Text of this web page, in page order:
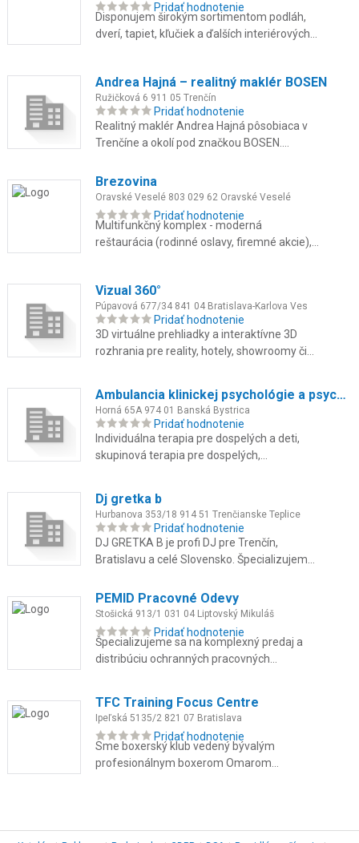
Pridať hodnotenie
Disponujem širokým sortimentom podláh,
dverí, tapiet, kľučiek a ďalších interiérových
Pridať hodnotenie
Andrea Hajná – realitný maklér BOSEN
Ružičková 6 911 05 Trenčín
Realitný maklér Andrea Hajná pôsobiaca v
Trenčíne a okolí pod značkou BOSEN.
nehnuteľností, poradenstvo a oceňov...
Pridať hodnotenie
Brezovina
Oravské Veselé 803 029 62 Oravské Veselé
Multifunkčný komplex - moderná
reštaurácia (rodinné oslavy, firemné akcie),
Pridať hodnotenie
Vizual 360°
Púpavová 677/34 841 04 Bratislava-Karlova Ves
3D virtuálne prehliadky a interaktívne 3D
rozhrania pre reality, hotely, showroomy či
Pridať hodnotenie
Ambulancia klinickej psychológie a psychoterapie
Horná 65A 974 01 Banská Bystrica
Individuálna terapia pre dospelých a deti,
skupinová terapia pre dospelých,
Pridať hodnotenie
Dj gretka b
Hurbanova 353/18 914 51 Trenčianske Teplice
DJ GRETKA B je profi DJ pre Trenčín,
Bratislavu a celé Slovensko. Špecializujem
večierky. Som multižánrová DJ...
Pridať hodnotenie
PEMID Pracovné Odevy
Stošická 913/1 031 04 Liptovský Mikuláš
Špecializujeme sa na komplexný predaj a
distribúciu ochranných pracovných
Pridať hodnotenie
TFC Training Focus Centre
Ipeľská 5135/2 821 07 Bratislava
Sme boxerský klub vedený bývalým
profesionálnym boxerom Omarom